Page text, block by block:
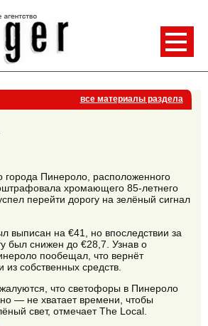
все материалы раздела
города Пинероло, расположенного
хромающего 85-летнего
перейти дорогу на зелёный сигнал
выписан на €41, но впоследствии за
был снижен до €28,7. Узнав о
пообещал, что вернёт
из собственных средств.
что светофоры в Пинероло
— не хватает времени, чтобы
свет, отмечает The Local.